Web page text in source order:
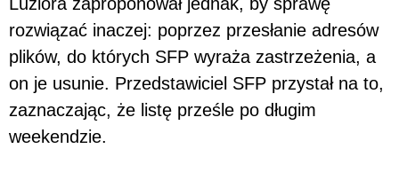
rozwiązać inaczej: poprzez przesłanie adresów
plików, do których SFP wyraża zastrzeżenia, a
on je usunie. Przedstawiciel SFP przystał na to,
zaznaczając, że listę prześle po długim
weekendzie.